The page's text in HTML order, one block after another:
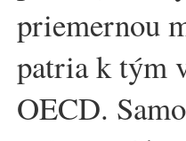
priemernou
patria k tým
OECD.